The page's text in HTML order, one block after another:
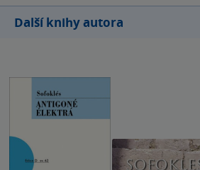
Další knihy autora